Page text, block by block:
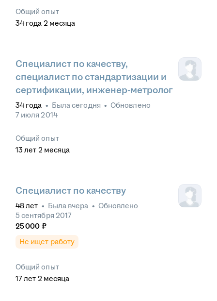
Общий опыт
34 года 2 месяца
Специалист по качеству,
специалист по стандартизации и
сертификации, инженер-метролог
34 года • Быласегодня • Обновлено
7 июля 2014
Общий опыт
13 лет 2 месяца
Специалист по качеству
48лет • Была вчера • Обновлено
5 сентября 2017
25 000 ₽
Не ищет работу
Общий опыт
17лет 2 месяца